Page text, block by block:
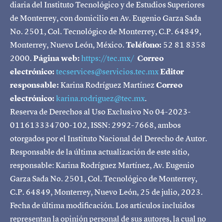
diaria del Instituto Tecnológico y de Estudios Superiores
de Monterrey, con domicilio en Av. Eugenio Garza Sada
No. 2501, Col. Tecnológico de Monterrey, C.P. 64849,
Monterrey, Nuevo León, México.Teléfono: 52 81 8358
2000.Página web:https://tec.mx/ Correo
electrónico:tecservices@servicios.tec.mxEditor
responsable:Karina Rodríguez MartínezCorreo
electrónico:karina.rodriguez@tec.mx.
Reserva de Derechos al Uso Exclusivo No 04-2023-
011613334700-102, ISSN: 2992-7668, ambos
otorgados por el Instituto Nacional del Derecho de Autor.
Responsable de la última actualización de este sitio,
responsable: Karina Rodríguez Martínez, Av. Eugenio
Garza Sada No. 2501, Col. Tecnológico de Monterrey,
C.P. 64849, Monterrey, Nuevo León, 25 de julio, 2023.
Fecha de última modificación. Los artículos incluidos
representan la opinión personal de sus autores, la cual no